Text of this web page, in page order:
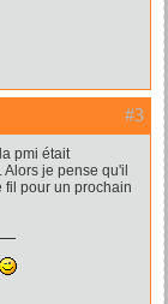
#3
pmi était
je pense qu'il
fil pour un prochain